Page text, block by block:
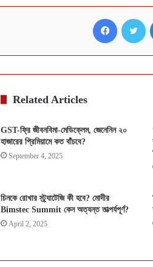
Facebook
Related Articles
GST-ফ্রি জীবনবিমা-মেডিক্লেম, জেনেনিন ২০
হাজারের প্রিমিয়ামে কত বাঁচবে?
September 4, 2025
চিনকে রোখার স্ট্র্যাটেজি কী হবে? মোদীর
Bimstec Summit কেন অত্যন্ত তাত্‍পর্যপূর্ণ?
April 2, 2025